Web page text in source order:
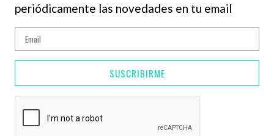
periódicamente las novedades en tu email
SUSCRIBIRME